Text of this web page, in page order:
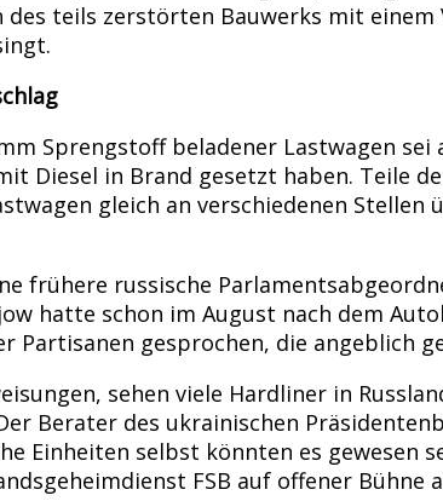
teils zerstörten Bauwerks mit
Sprengstoff beladener Lastwagen
Diesel in Brand gesetzt haben. Teile
gleich an verschiedenen Stellen
frühere russische
hatte schon im August nach dem
gesprochen, die angeblich
sehen viele Hardliner in
Berater des ukrainischen
Einheiten selbst könnten es
FSB auf offener Bühne